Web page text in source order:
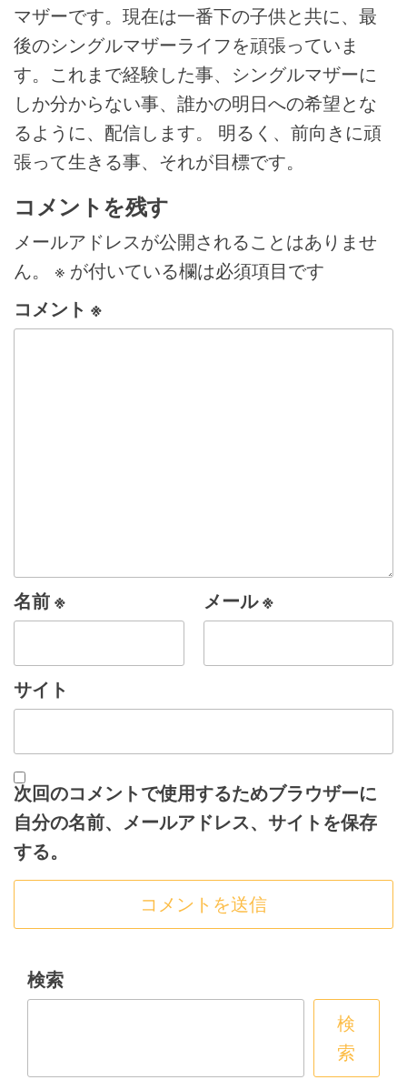
マザーです。現在は一番下の子供と共に、最
後のシングルマザーライフを頑張っていま
す。これまで経験した事、シングルマザーに
しか分からない事、誰かの明日への希望とな
るように、配信します。 明るく、前向きに頑
張って生きる事、それが目標です。
コメントを残す
メールアドレスが公開されることはありませ
ん。
※ が付いている欄は必須項目です
コメント ※
名前※ メール※
サイト
次回のコメントで使用するためブラウザーに
自分の名前、メールアドレス、サイトを保存
する。
検索
検
索